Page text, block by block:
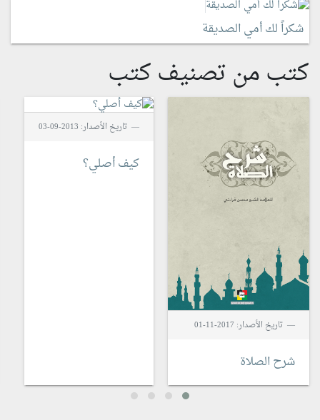
شكراً لك أمي الصديقة
كتب من تصنيف كتب
تاريخ الأصدار: 2017-11-01
شرح الصلاة
تاريخ الأصدار: 2013-09-03
كيف أصلي؟